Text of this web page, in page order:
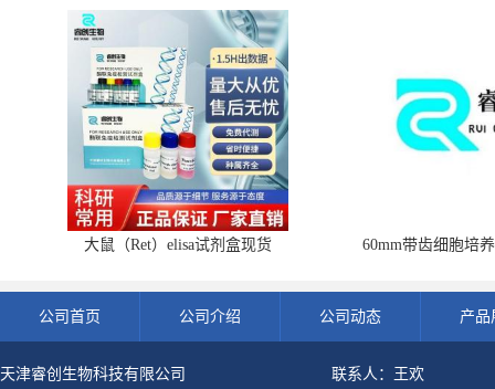
大鼠（Ret）elisa试剂盒现货 60mm带齿细胞培
公司首页 公司介绍 公司动态 产品
天津睿创生物科技有限公司 联系人：王欢